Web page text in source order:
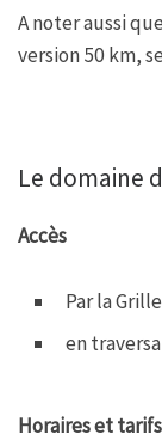
A noter aussi
version 50 km,
Le domaine
Accès
Par la
en
Horaires et tarifs